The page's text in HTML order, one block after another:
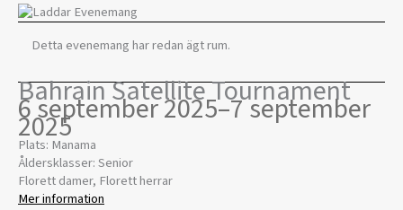
Detta evenemang har redan ägt rum.
Bahrain Satellite Tournament
6 september 2025–7 september
2025
Plats: Manama
Åldersklasser: Senior
Florett damer, Florett herrar
Mer information